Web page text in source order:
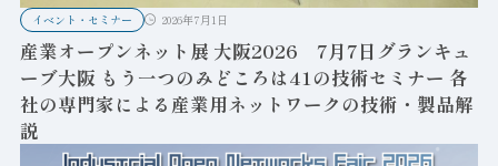
イベント・セミナー 2026年7月1日
産業オープンネット展 大阪2026 7月7日グランキュ
ーブ大阪 もう一つのみどころは41の技術セミナー 各
社の専門家による産業用ネットワークの技術・製品解
説